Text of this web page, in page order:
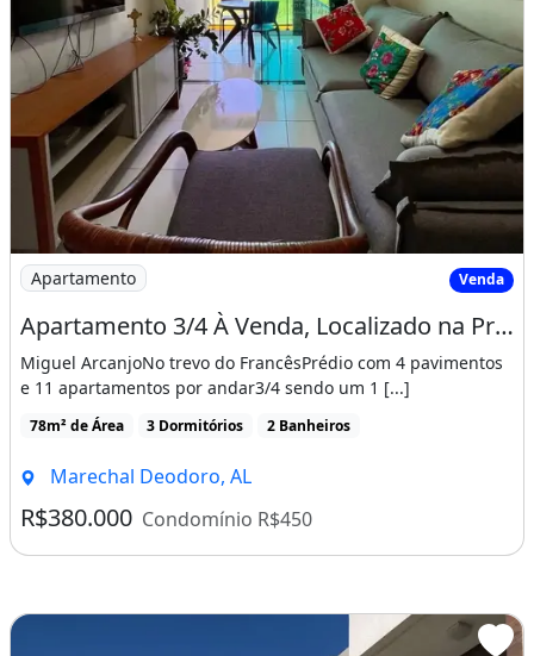
Imagem: Apartamento 3/4 À Venda, Localizado na
Apartamento Venda
Apartamento 3/4 À Venda, Localizado na Praia do Francês - R$380.000,00
Miguel ArcanjoNo trevo do FrancêsPrédio com 4 pavimentos
e 11 apartamentos por andar3/4 sendo um 1 [...]
78m² de Área 3 Dormitórios 2 Banheiros
Marechal Deodoro, AL
R$380.000 Condomínio R$450